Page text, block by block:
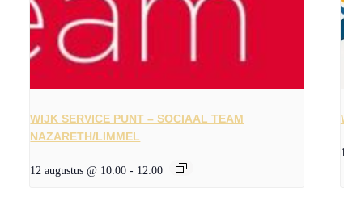
WIJK SERVICE PUNT – SOCIAAL TEAM
NAZARETH/LIMMEL
12 augustus @ 10:00 - 12:00